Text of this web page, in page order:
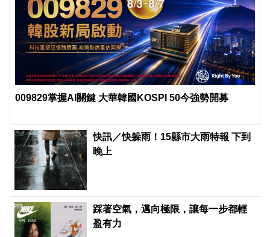
009829掌握AI關鍵 大華韓國KOSPI 50今強勢開募
快訊／快躲雨！15縣市大雨特報 下到
晚上
踩著空氣，邁向極限，讓每一步都輕
盈有力
PR